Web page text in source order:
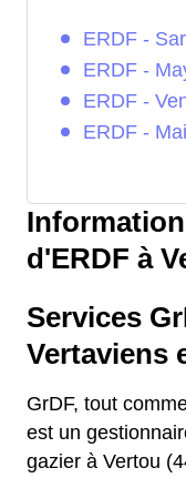
ERDF -
ERDF -
ERDF -
ERDF -
d'ERDF à
Services
Vertaviens
GrDF, tout
est un
gazier à Vertou